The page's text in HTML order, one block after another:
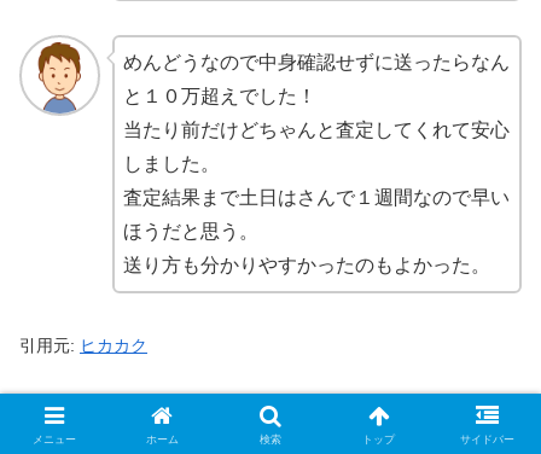
めんどうなので中身確認せずに送ったらなん
と１０万超えでした！
当たり前だけどちゃんと査定してくれて安心
しました。
査定結果まで土日はさんで１週間なので早い
ほうだと思う。
送り方も分かりやすかったのもよかった。
引用元: ヒカカク
【最新】トレトク2026年3月の買取表一覧
メニュー ホーム 検索 トップ サイドバー